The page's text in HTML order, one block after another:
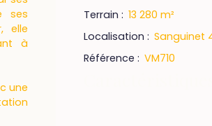
ses
elle
à
une
Terrain : 13 280 m²
Localisation : Sanguinet
Référence : VM710